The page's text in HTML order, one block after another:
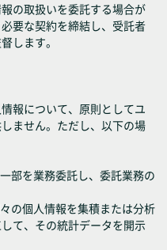
の取扱いを委託する場合が
要な契約を締結し、受託者
します。
報について、原則としてユ
ません。ただし、以下の場
部を業務委託し、委託業務の
の個人情報を集積または分析
て、その統計データを開示